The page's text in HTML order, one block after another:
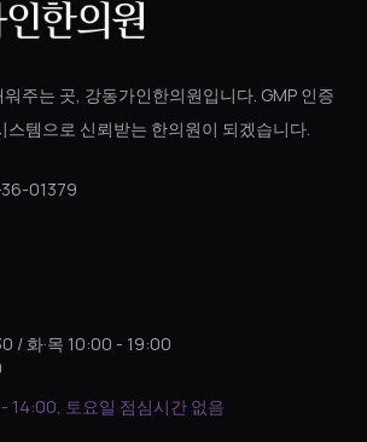
주는 곳, 강동가인한의원입니다. GMP 인증
스템으로 신뢰받는 한의원이 되겠습니다.
01379
/ 화·목 10:00 - 19:00
14:00, 토요일 점심시간 없음